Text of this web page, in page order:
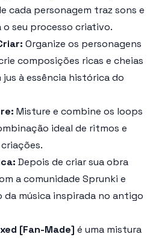
cada personagem traz sons e
seu processo criativo.
Organize os personagens
composições ricas e cheias
à essência histórica do
Misture e combine os loops
ideal de ritmos e
Depois de criar sua obra
a comunidade Sprunki e
da música inspirada no antigo
[Fan-Made] é uma mistura